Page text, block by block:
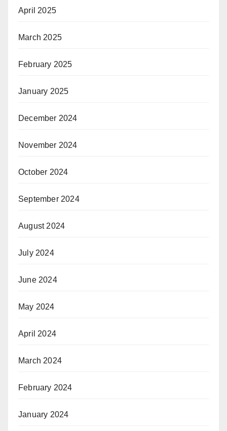
April 2025
March 2025
February 2025
January 2025
December 2024
November 2024
October 2024
September 2024
August 2024
July 2024
June 2024
May 2024
April 2024
March 2024
February 2024
January 2024